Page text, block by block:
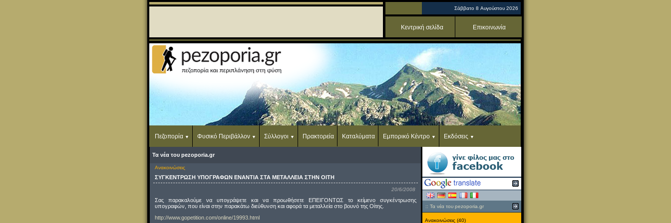
Σάββατο 8 Αυγούστου 2026
Κεντρική σελίδα Επικοινωνία
Πεζοπορία Φυσικό Περιβάλλον Σύλλογοι Πρακτορεία Καταλύματα Εμπορικό Κέντρο Εκδόσεις
Τα νέα του pezoporia.gr
Ανακοινώσεις
ΣΥΓΚΕΝΤΡΩΣΗ ΥΠΟΓΡΑΦΩΝ ΕΝΑΝΤΙΑ ΣΤΑ ΜΕΤΑΛΛΕΙΑ ΣΤΗΝ ΟΙΤΗ
20/6/2008
Σας παρακαλούμε να υπογράψετε και να προωθήσετε ΕΠΕΙΓΟΝΤΩΣ το κείμενο συγκέντρωσης
υπογραφών, που είναι στην παρακάτω διεύθυνση και αφορά τα μεταλλεία στο βουνό της Οίτης.
http://www.gopetition.com/online/19993.html
:: Τα νέα του pezoporia.gr
Ανακοινώσεις (40)